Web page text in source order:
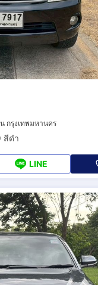
กรุงเทพมหานคร
สีดำ
LINE